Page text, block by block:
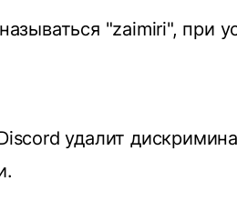
"zaimiri", при
удалит